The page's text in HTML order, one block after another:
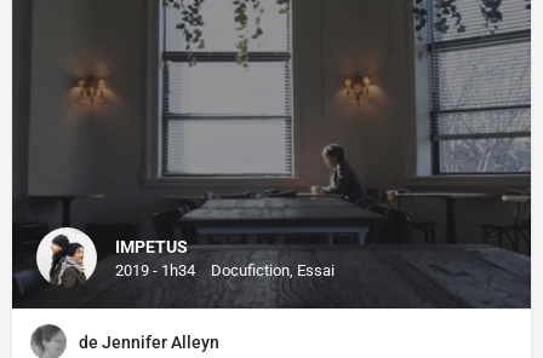
IMPETUS
2019 - 1h34 Docufiction, Essai
de Jennifer Alleyn